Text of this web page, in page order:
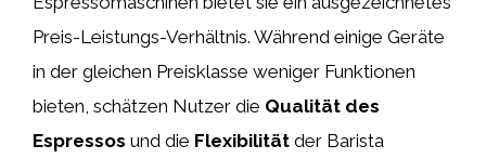
Preis-Leistungs-Verhältnis. Während einige Geräte
in der gleichen Preisklasse weniger Funktionen
bieten, schätzen Nutzer die Qualität des
Espressos und die Flexibilität der Barista